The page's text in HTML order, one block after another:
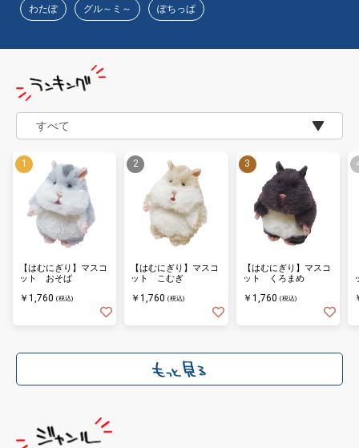
わたぽ グル～ミ～ ぽちっぱ
【はむにぎり】マスコ
ット おそば
￥1,760 (税込)
【はむにぎり】マスコ
ット こむぎ
￥1,760 (税込)
【はむにぎり】マスコ
ット くろまめ
￥1,760 (税込)